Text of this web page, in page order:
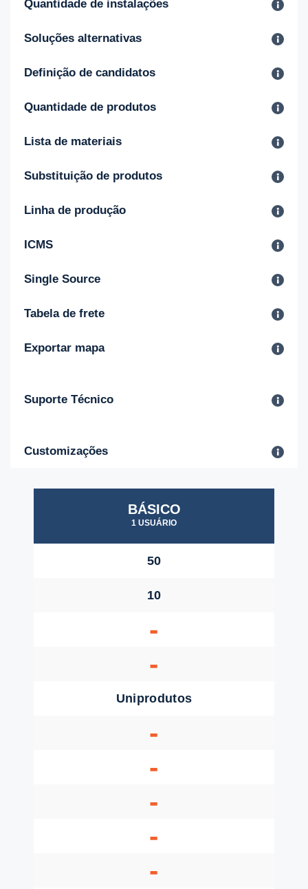
Quantidade de instalações
Soluções alternativas
Definição de candidatos
Quantidade de produtos
Lista de materiais
Substituição de produtos
Linha de produção
ICMS
Single Source
Tabela de frete
Exportar mapa
Suporte Técnico
Customizações
BÁSICO
1 USUÁRIO
50
10
-
-
Uniprodutos
-
-
-
-
-